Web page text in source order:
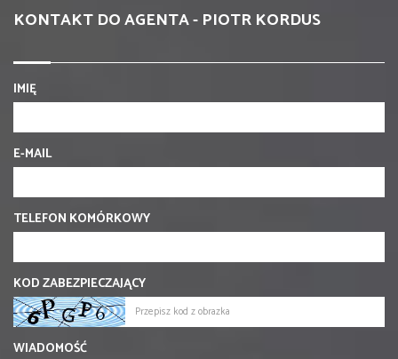
KONTAKT DO AGENTA - PIOTR KORDUS
IMIĘ
E-MAIL
TELEFON KOMÓRKOWY
KOD ZABEZPIECZAJĄCY
WIADOMOŚĆ